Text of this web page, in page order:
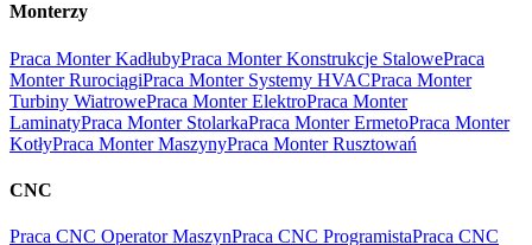
Monterzy
Praca Monter KadłubyPraca Monter Konstrukcje StalowePraca
Monter RurociągiPraca Monter Systemy HVACPraca Monter
Turbiny WiatrowePraca Monter ElektroPraca Monter
LaminatyPraca Monter StolarkaPraca Monter ErmetoPraca Monter
KotłyPraca Monter MaszynyPraca Monter Rusztowań
CNC
Praca CNC Operator MaszynPraca CNC ProgramistaPraca CNC